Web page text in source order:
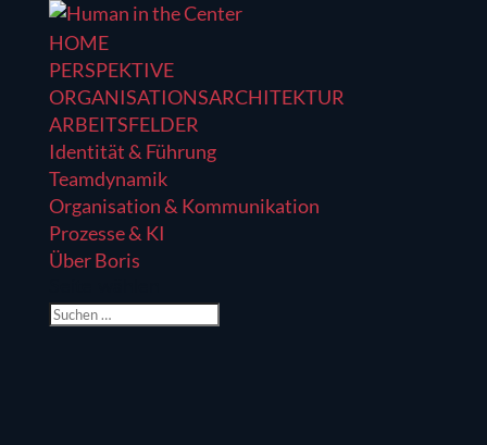
HOME
PERSPEKTIVE
ORGANISATIONSARCHITEKTUR
ARBEITSFELDER
Identität & Führung
Teamdynamik
Organisation & Kommunikation
Prozesse & KI
Über Boris